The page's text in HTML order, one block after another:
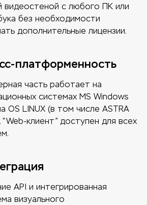
видеостеной с любого ПК или
без необходимости
дополнительные лицензии.
платформенность
часть работает на
системах MS Windows
OS LINUX (в том числе ASTRA
“Web-клиент” доступен для всех
API и интегрированная
визуального